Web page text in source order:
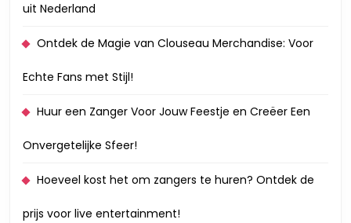
uit Nederland
Ontdek de Magie van Clouseau Merchandise: Voor
Echte Fans met Stijl!
Huur een Zanger Voor Jouw Feestje en Creëer Een
Onvergetelijke Sfeer!
Hoeveel kost het om zangers te huren? Ontdek de
prijs voor live entertainment!